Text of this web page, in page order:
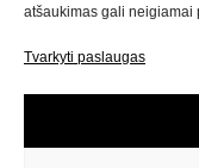
atšaukimas gali neigiamai
Tvarkyti paslaugas
Pirkimo sąlygos ir
Privatumo politika
Sekite mus